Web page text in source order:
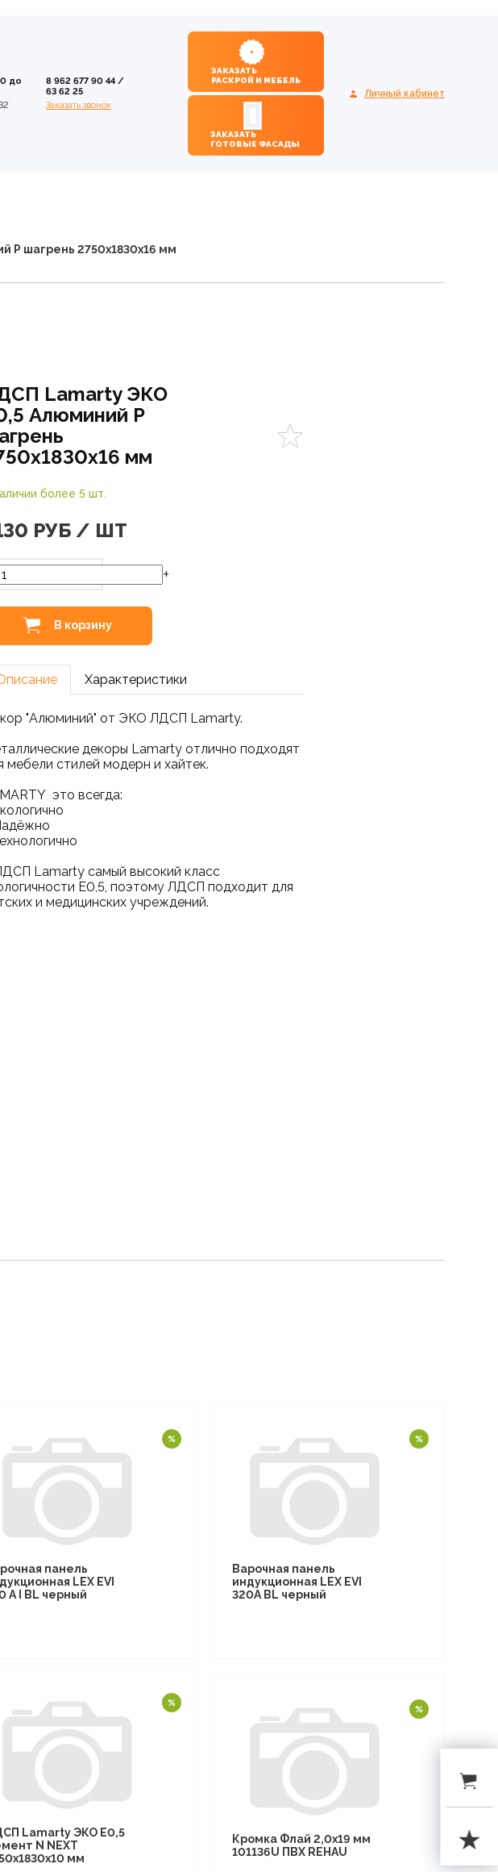
до
8 962 677 90 44/
63 62 25
Заказать звонок
ЗАКАЗАТЬ
РАСКРОЙ И МЕБЕЛЬ
ЗАКАЗАТЬ
ГОТОВЫЕ ФАСАДЫ
Личный кабинет
шагрень 2750х1830х16 мм
Lamarty ЭКО
Алюминий P
мм
более 5 шт.
РУБ / ШТ
+
В корзину
Характеристики
"Алюминий" от ЭКО ЛДСП Lamarty.
декоры Lamarty отлично подходят
мебели стилей модерн и хайтек.
это всегда:
Lamarty самый высокий класс
Е0,5, поэтому ЛДСП подходит для
и медицинских учреждений.
панель
LEX EVI
A I BL черный
Варочная панель
индукционная LEX EVI
320A BL черный
Lamarty ЭКО E0,5
N NEXT
мм
Кромка Флай 2,0х19 мм
101136U ПВХ REHAU